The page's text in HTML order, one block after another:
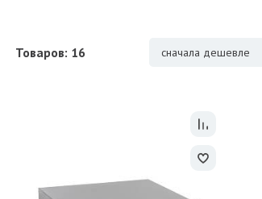
Товаров: 16 сначала дешевле